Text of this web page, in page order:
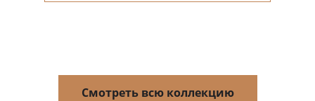
Смотреть всю коллекцию